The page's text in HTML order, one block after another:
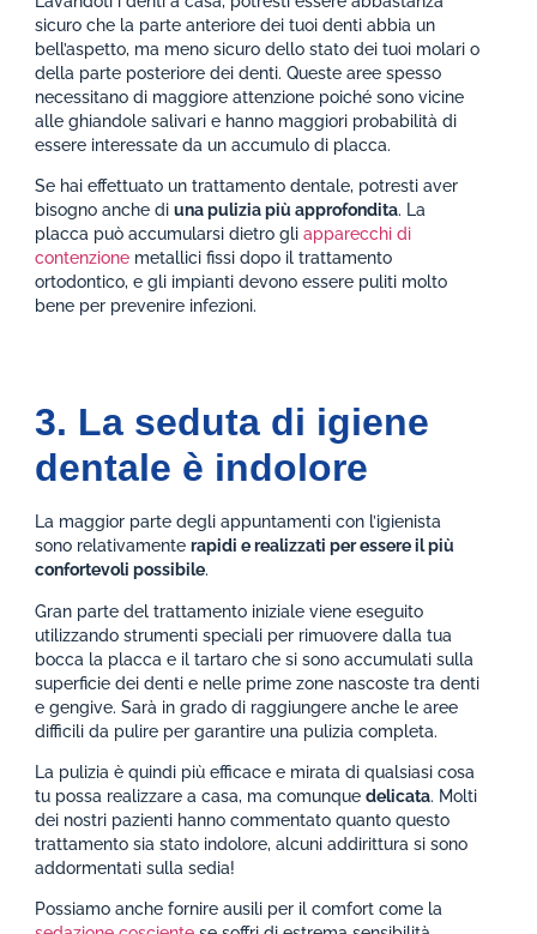
sicuro che la parte anteriore dei tuoi denti abbia un
bell’aspetto, ma meno sicuro dello stato dei tuoi molari o
della parte posteriore dei denti. Queste aree spesso
necessitano di maggiore attenzione poiché sono vicine
alle ghiandole salivari e hanno maggiori probabilità di
essere interessate da un accumulo di placca.
Se hai effettuato un trattamento dentale, potresti aver
bisogno anche diuna pulizia più approfondita. La
placca può accumularsi dietro gliapparecchi di
contenzione metallici fissi dopo il trattamento
ortodontico, e gli impianti devono essere puliti molto
bene per prevenire infezioni.
3. La seduta di igiene
dentale è indolore
La maggior parte degli appuntamenti con l’igienista
sono relativamenterapidi e realizzati per essere il più
confortevoli possibile.
Gran parte del trattamento iniziale viene eseguito
utilizzando strumenti speciali per rimuovere dalla tua
bocca la placca e il tartaro che si sono accumulati sulla
superficie dei denti e nelle prime zone nascoste tra denti
e gengive. Sarà in grado di raggiungere anche le aree
difficili da pulire per garantire una pulizia completa.
La pulizia è quindi più efficace e mirata di qualsiasi cosa
tu possa realizzare a casa, ma comunquedelicata. Molti
dei nostri pazienti hanno commentato quanto questo
trattamento sia stato indolore, alcuni addirittura si sono
addormentati sulla sedia!
Possiamo anche fornire ausili per il comfort come la